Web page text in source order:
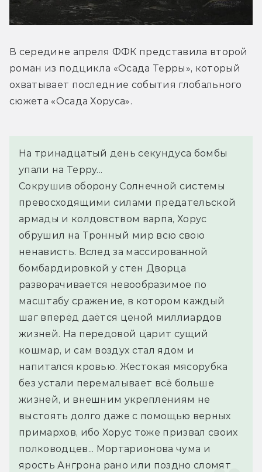
В середине апреля ФФК представила второй
роман из подцикла «Осада Терры», который
охватывает последние события глобального
сюжета «Осада Хоруса».
На тринадцатый день секундуса бомбы
упали на Терру...
Сокрушив оборону Солнечной системы
превосходящими силами предательской
армады и колдовством варпа, Хорус
обрушил на Тронный мир всю свою
ненависть. Вслед за массированной
бомбардировкой у стен Дворца
разворачивается невообразимое по
масштабу сражение, в котором каждый
шаг вперёд даётся ценой миллиардов
жизней. На передовой царит сущий
кошмар, и сам воздух стал ядом и
напитался кровью. Жестокая мясорубка
без устали перемалывает всё больше
жизней, и внешним укреплениям не
выстоять долго даже с помощью верных
примархов, ибо Хорус тоже призвал своих
полководцев... Мортарионова чума и
ярость Ангрона рано или поздно сломят